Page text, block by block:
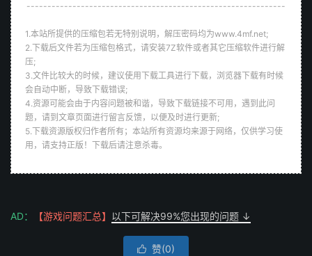
--------------------------------------------------------------
1.本站所提供的压缩包若无特别说明，解压密码均为www.4mf.net;
2.下载后文件若为压缩包格式，请安装7Z软件或者其它压缩软件进行解
压;
3.文件比较大的时候，建议使用下载工具进行下载，浏览器下载有时候
会自动中断，导致下载错误;
4.资源可能会由于内容问题被和谐，导致下载链接不可用，遇到此问
题，请到文章页面进行留言反馈，以便及时进行更新;
5.下载资源版权归作者所有；本站所有资源均来源于网络，仅供学习使
用，请支持正版！下载后请注意杀毒。
AD： 【游戏问题汇总】 以下可解决99%您出现的问题 ↓
 赞(0)